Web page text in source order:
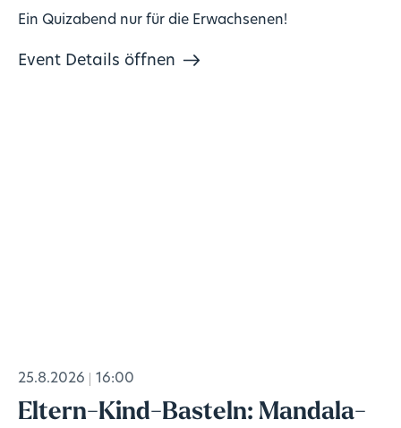
Ein Quizabend nur für die Erwachsenen!
Event Details öffnen
25.8.2026 16:00
Eltern-Kind-Basteln: Mandala-